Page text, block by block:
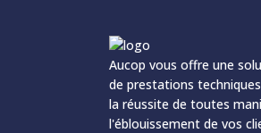
Aucop vous offre une
de prestations
la réussite de toutes
l'éblouissement de vos